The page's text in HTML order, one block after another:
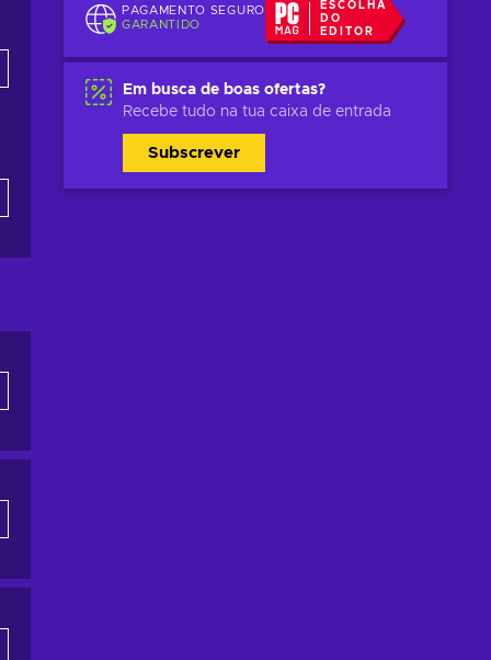
PAGAMENTO SEGURO
GARANTIDO
ESCOLHA
DO
EDITOR
Em busca de boas ofertas?
Recebe tudo na tua caixa de entrada
Subscrever